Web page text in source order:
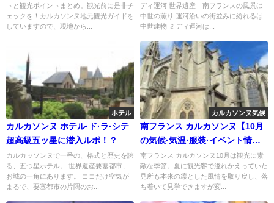
トと観光ポイントまとめ。観光前に是非チ
ェックを！カルカソンヌ地元観光ガイドを
していますので、現地から...
ディ運河 世界遺産 南フランスの風景は
中世の薫り 運河沿いの街並みに紛れるは
中世建物 ミディ運河は...
ホテル
カルカソンヌ ホテル·ド·ラ·シテ
超高級五ッ星に潜入ルポ！？
カルカッソンヌで一番の、格式と歴史を誇
る、五つ星ホテル。 世界遺産要塞都市、
お城の一角にあります。 ココだけ空気が
まるで、要塞都市の片隅のお...
カルカソンヌ気候
南フランス カルカソンヌ【10月
の気候·気温·服装·イベント情
報】
南フランス カルカソンヌ10月は観光に素
敵な季節。夏に観光客で溢れかえっていた
見所も本来の凛とした風情を取り戻し、落
ち着いて見学できますが変...